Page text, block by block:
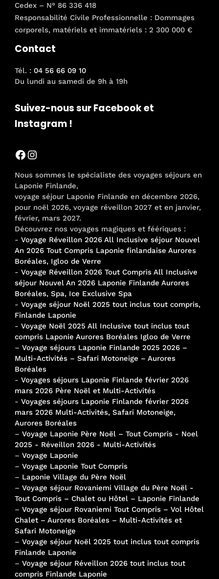
Cedex – N° 86 336 418
Responsabilité Civile Professionnelle : Dommages
corporels, matériels et immatériels : 2 300 000 €
Contact
Tél. : 04 56 66 09 10
Du lundi au samedi de 9h à 19h
Suivez-nous sur Facebook et
Instagram !
Facebook
Instagram
Nous sommes le spécialiste des voyages séjours en
Laponie Finlande,
voyage séjour Laponie Finlande en décembre 2026,
pour noël 2026, voyage réveillon 2027 et en janvier,
février, mars 2027.
Découvrez nos voyages magiques et féériques :
- Voyage Réveillon 2026 All Inclusive séjour Nouvel
An 2026 Tout Compris Laponie finlandaise Aurores
Boréales, Igloo de Verre
- Voyage Réveillon 2026 Tout Compris All Inclusive
séjour Nouvel An 2026 Laponie Finlande Aurores
Boréales, Spa, Ice Exclusive Spa
- Voyage séjour Noël 2025 tout inclus tout compris,
Finlande Laponie
- Voyage Noël 2025 All Inclusive tout inclus tout
compris Laponie Aurores Boréales Igloo de Verre
– Voyage séjours Laponie Finlande 2025 2026 –
Multi-Activités – Safari Motoneige – Aurores
Boréales
- Voyages séjours Laponie Finlande février 2026
mars 2026 Père Noël et Multi-Activités
- Voyages séjours Laponie Finlande février 2026
mars 2026 Multi-Activités, Safari Motoneige,
Aurores Boréales
– Voyage Laponie Père Noël – Tout Compris - Noel
2025 - Réveillon 2026 - Multi-Activités
– Voyage Laponie
– Voyage Laponie Tout Compris
– Laponie Village du Père Noël
– Voyage séjour Rovaniemi Village du Père Noël -
Tout Compris – Chalet ou Hôtel – Laponie Finlande
– Voyage séjour Rovaniemi Tout Compris – Vol Hôtel
Chalet – Aurores Boréales – Multi-Activités et
Safari Motoneige
– Voyage séjour Noël 2025 tout inclus tout compris
Finlande Laponie
– Voyage séjour Réveillon 2026 tout inclus tout
compris Finlande Laponie